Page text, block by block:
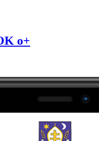
o+